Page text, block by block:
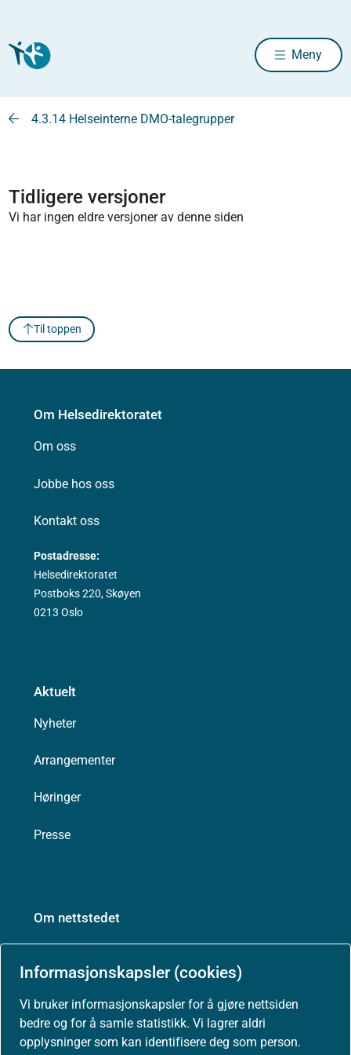
Informasjonskapsler (cookies)
Vi bruker informasjonskapsler for å gjøre nettsiden
bedre og for å samle statistikk. Vi lagrer aldri
opplysninger som kan identifisere deg som person.
Meny
4.3.14 Helseinterne DMO-talegrupper
Tidligere versjoner
Vi har ingen eldre versjoner av denne siden
Til toppen
Om Helsedirektoratet
Om oss
Jobbe hos oss
Kontakt oss
Postadresse:
Helsedirektoratet
Postboks 220, Skøyen
0213 Oslo
Aktuelt
Nyheter
Arrangementer
Høringer
Presse
Om nettstedet
Personvernerklæring
Tilgjengelighetserklæring (uustatus.no)
Besøksstatistikk og informasjonskapsler